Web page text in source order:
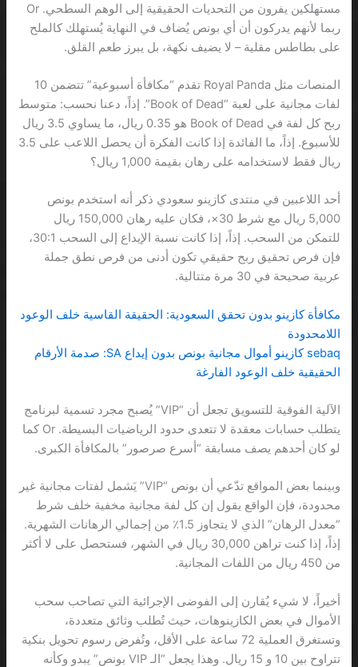
مستهلكين يفرون من التحديات الحقيقية إلى الوهم السطحي. Or
ربما لأنهم يدركون أن أي بونص يُضاف في النهاية يُستهلك كالملح
على بطاطس مقلية – لا يضيف نكهة، بل يبرز طعم القلق.
المنصات مثل Royal Panda تقدم “مكافأة أسبوعية” تتضمن 10
لفات مجانية على لعبة “Book of Dead”. إذاً، دعنا نحسب: متوسط
ربح كل لفة في Book of Dead هو 0.35 ريال، ما يساوي 3.5 ريال
للأسبوع. إذاً، ما الفائدة إذا كانت الفكرة أن يحصل اللاعب على 3.5
ريال فقط لاستخدامه على رهان بقيمة 1,000 ريال؟
أحد اللاعبين في منتدى كازينو سعودي ذكر أنه استخدم بونص
5,000 ريال مع شرط 30×، فكان عليه رهان 150,000 ريال
للتمكن من السحب. إذاً، إذا كانت نسبة الإيداع إلى السحب 30:1،
فإن فرص تحقيق ربح حقيقي تكون أدنى من فرص نطق جملة
عربية صحيحة في 30 مرة متتالية.
مكافأة كازينو بدون تحقق السعودية: الحقيقة القاسية خلف الوعود
اللامحدودة
sebaq كازينو أموال مجانية بونص بدون إيداع SA: صدمة الأرقام
الحقيقية خلف الوعود الفارغة
الآلية الفوقية للتسويق تجعل أن “VIP” يُصبح مجرد تسمية لبرنامج
يتطلب حسابات معقدة لا تتعدى حدود الرياضيات البسيطة. Or كما
لو كان أحدهم يصف مسابقة “أسرع صرصور” بالمكافأة الكبرى.
وبينما بعض المواقع تدّعي أن بونص “VIP” يَشمل لفتات مجانية غير
محدودة، فإن الواقع يقول إن كل لفة مجانية مخفية خلف شرط
“معدل الرهان” الذي لا يتجاوز 1.5٪ من إجمالي الرهانات الشهرية.
إذاً، إذا كنت تراهن 30,000 ريال في الشهر، فستحصل على لا أكثر
من 450 ريال من اللفات المجانية.
أخيراً، لا شيء يُقارن إلى الفوضى الإجرائية التي تصاحب سحب
الأموال في بعض الكازينوهات، حيث تُطلب وثائق متعددة،
وتستغرق العملية 72 ساعة على الأقل، وتُفرض رسوم تحويل بنكية
تتراوح بين 10 و 15 ريال. وهذا يجعل “الـ VIP بونص” يبدو وكأنه